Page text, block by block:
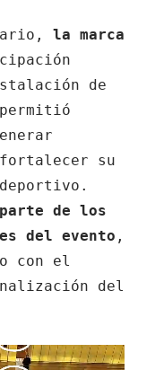
la marca
de
su
de los
del evento ,
con el
del